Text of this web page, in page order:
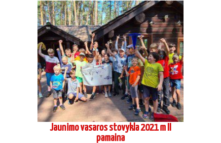
Jaunimo vasaros stovykla 2021 m II
pamaina